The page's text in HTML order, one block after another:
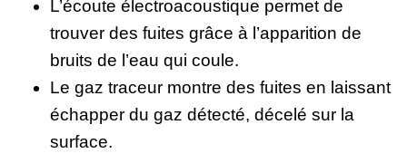
L’écoute électroacoustique permet de
trouver des fuites grâce à l’apparition de
bruits de l’eau qui coule.
Le gaz traceur montre des fuites en laissant
échapper du gaz détecté, décelé sur la
surface.